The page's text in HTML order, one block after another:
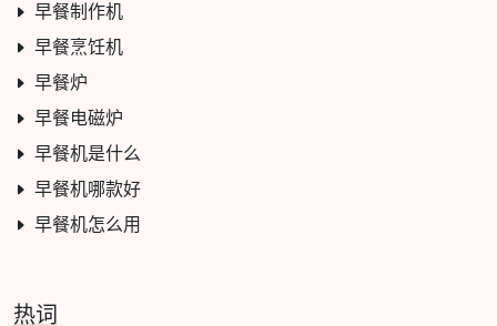
早餐制作机
早餐烹饪机
早餐炉
早餐电磁炉
早餐机是什么
早餐机哪款好
早餐机怎么用
热词